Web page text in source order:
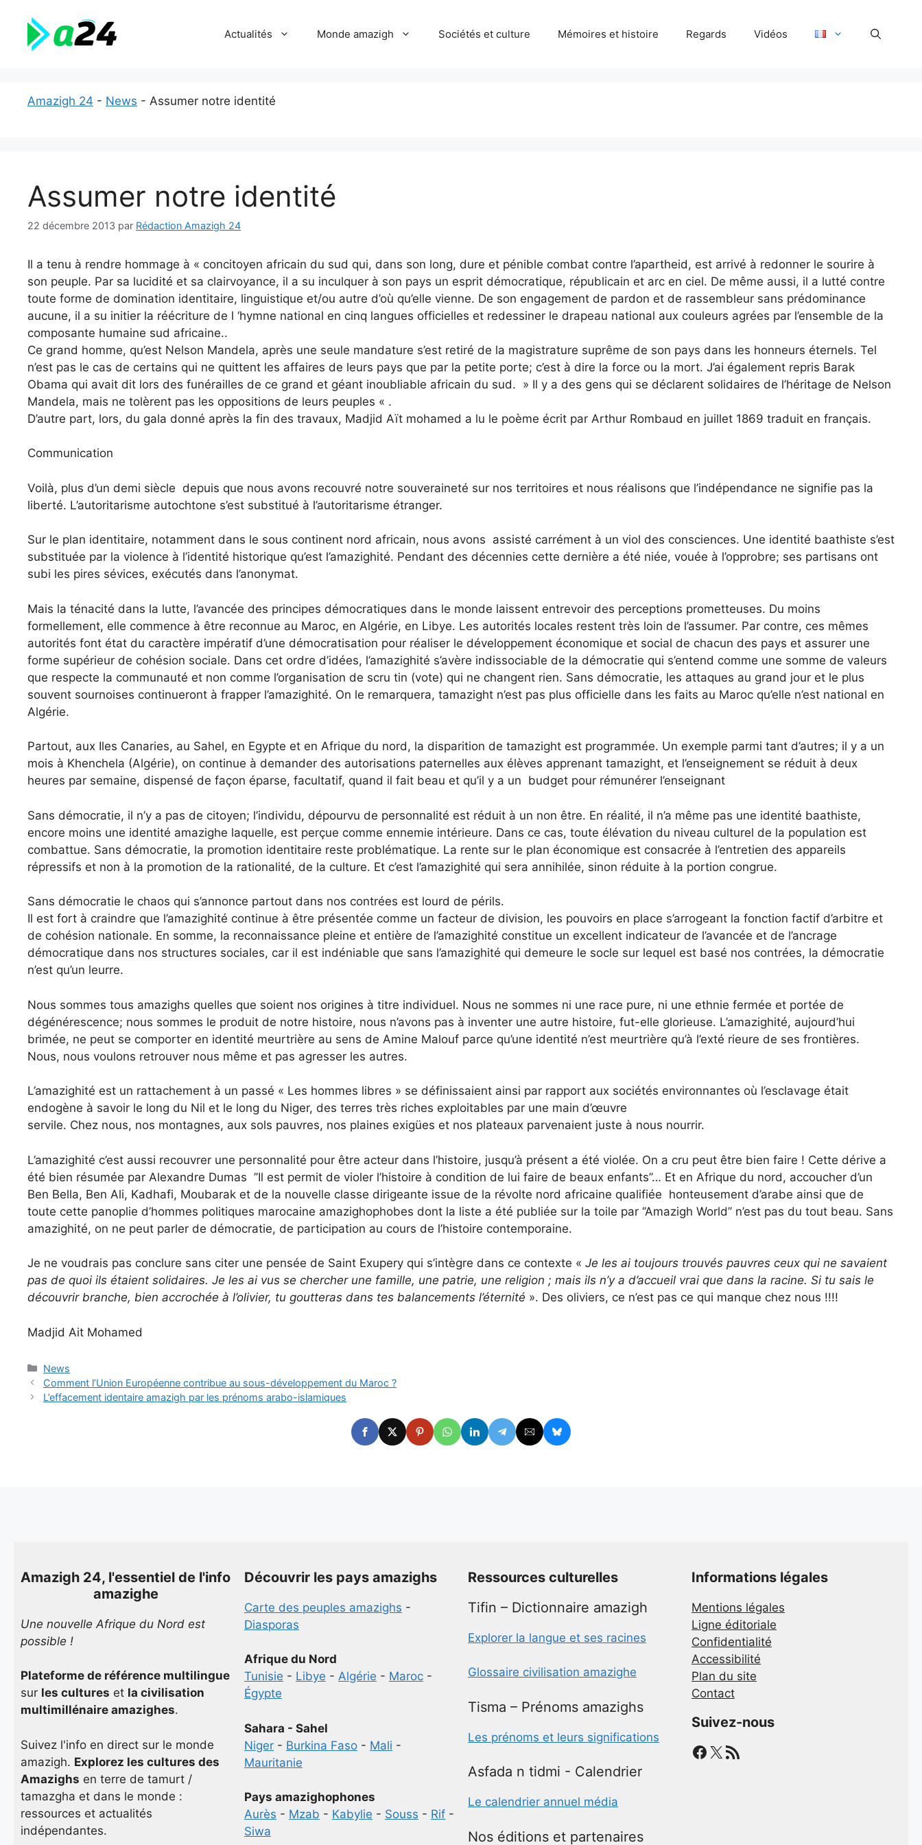
contenu
Actualités Monde amazigh Sociétés et culture Mémoires et histoire Regards Vidéos
Amazigh 24 - News - Assumer notre identité
Assumer notre identité
22 décembre 2013 par Rédaction Amazigh 24
Il a tenu à rendre hommage à « concitoyen africain du sud qui, dans son long, dure et pénible combat contre l’apartheid, est arrivé à redonner le sourire à
son peuple. Par sa lucidité et sa clairvoyance, il a su inculquer à son pays un esprit démocratique, républicain et arc en ciel. De même aussi, il a lutté contre
toute forme de domination identitaire, linguistique et/ou autre d’où qu’elle vienne. De son engagement de pardon et de rassembleur sans prédominance
aucune, il a su initier la réécriture de l ‘hymne national en cinq langues officielles et redessiner le drapeau national aux couleurs agrées par l’ensemble de la
composante humaine sud africaine..
Ce grand homme, qu’est Nelson Mandela, après une seule mandature s’est retiré de la magistrature suprême de son pays dans les honneurs éternels. Tel
n’est pas le cas de certains qui ne quittent les affaires de leurs pays que par la petite porte; c’est à dire la force ou la mort. J’ai également repris Barak
Obama qui avait dit lors des funérailles de ce grand et géant inoubliable africain du sud. » Il y a des gens qui se déclarent solidaires de l’héritage de Nelson
Mandela, mais ne tolèrent pas les oppositions de leurs peuples « .
D’autre part, lors, du gala donné après la fin des travaux, Madjid Aït mohamed a lu le poème écrit par Arthur Rombaud en juillet 1869 traduit en français.
Communication
Voilà, plus d’un demi siècle depuis que nous avons recouvré notre souveraineté sur nos territoires et nous réalisons que l’indépendance ne signifie pas la
liberté. L’autoritarisme autochtone s’est substitué à l’autoritarisme étranger.
Sur le plan identitaire, notamment dans le sous continent nord africain, nous avons assisté carrément à un viol des consciences. Une identité baathiste s’est
substituée par la violence à l’identité historique qu’est l’amazighité. Pendant des décennies cette dernière a été niée, vouée à l’opprobre; ses partisans ont
subi les pires sévices, exécutés dans l’anonymat.
Mais la ténacité dans la lutte, l’avancée des principes démocratiques dans le monde laissent entrevoir des perceptions prometteuses. Du moins
formellement, elle commence à être reconnue au Maroc, en Algérie, en Libye. Les autorités locales restent très loin de l’assumer. Par contre, ces mêmes
autorités font état du caractère impératif d’une démocratisation pour réaliser le développement économique et social de chacun des pays et assurer une
forme supérieur de cohésion sociale. Dans cet ordre d’idées, l’amazighité s’avère indissociable de la démocratie qui s’entend comme une somme de valeurs
que respecte la communauté et non comme l’organisation de scru tin (vote) qui ne changent rien. Sans démocratie, les attaques au grand jour et le plus
souvent sournoises continueront à frapper l’amazighité. On le remarquera, tamazight n’est pas plus officielle dans les faits au Maroc qu’elle n’est national en
Algérie.
Partout, aux Iles Canaries, au Sahel, en Egypte et en Afrique du nord, la disparition de tamazight est programmée. Un exemple parmi tant d’autres; il y a un
mois à Khenchela (Algérie), on continue à demander des autorisations paternelles aux élèves apprenant tamazight, et l’enseignement se réduit à deux
heures par semaine, dispensé de façon éparse, facultatif, quand il fait beau et qu’il y a un budget pour rémunérer l’enseignant
Sans démocratie, il n’y a pas de citoyen; l’individu, dépourvu de personnalité est réduit à un non être. En réalité, il n’a même pas une identité baathiste,
encore moins une identité amazighe laquelle, est perçue comme ennemie intérieure. Dans ce cas, toute élévation du niveau culturel de la population est
combattue. Sans démocratie, la promotion identitaire reste problématique. La rente sur le plan économique est consacrée à l’entretien des appareils
répressifs et non à la promotion de la rationalité, de la culture. Et c’est l’amazighité qui sera annihilée, sinon réduite à la portion congrue.
Sans démocratie le chaos qui s’annonce partout dans nos contrées est lourd de périls.
Il est fort à craindre que l’amazighité continue à être présentée comme un facteur de division, les pouvoirs en place s’arrogeant la fonction factif d’arbitre et
de cohésion nationale. En somme, la reconnaissance pleine et entière de l’amazighité constitue un excellent indicateur de l’avancée et de l’ancrage
démocratique dans nos structures sociales, car il est indéniable que sans l’amazighité qui demeure le socle sur lequel est basé nos contrées, la démocratie
n’est qu’un leurre.
Nous sommes tous amazighs quelles que soient nos origines à titre individuel. Nous ne sommes ni une race pure, ni une ethnie fermée et portée de
dégénérescence; nous sommes le produit de notre histoire, nous n’avons pas à inventer une autre histoire, fut-elle glorieuse. L’amazighité, aujourd’hui
brimée, ne peut se comporter en identité meurtrière au sens de Amine Malouf parce qu’une identité n’est meurtrière qu’à l’exté rieure de ses frontières.
Nous, nous voulons retrouver nous même et pas agresser les autres.
L’amazighité est un rattachement à un passé « Les hommes libres » se définissaient ainsi par rapport aux sociétés environnantes où l’esclavage était
endogène à savoir le long du Nil et le long du Niger, des terres très riches exploitables par une main d’œuvre
servile. Chez nous, nos montagnes, aux sols pauvres, nos plaines exigües et nos plateaux parvenaient juste à nous nourrir.
L’amazighité c’est aussi recouvrer une personnalité pour être acteur dans l’histoire, jusqu’à présent a été violée. On a cru peut être bien faire ! Cette dérive a
été bien résumée par Alexandre Dumas ’’Il est permit de violer l’histoire à condition de lui faire de beaux enfants’’… Et en Afrique du nord, accoucher d’un
Ben Bella, Ben Ali, Kadhafi, Moubarak et de la nouvelle classe dirigeante issue de la révolte nord africaine qualifiée honteusement d’arabe ainsi que de
toute cette panoplie d’hommes politiques marocaine amazighophobes dont la liste a été publiée sur la toile par ‘’Amazigh World’’ n’est pas du tout beau. Sans
amazighité, on ne peut parler de démocratie, de participation au cours de l’histoire contemporaine.
Je ne voudrais pas conclure sans citer une pensée de Saint Exupery qui s’intègre dans ce contexte « Je les ai toujours trouvés pauvres ceux qui ne savaient
pas de quoi ils étaient solidaires. Je les ai vus se chercher une famille, une patrie, une religion ; mais ils n’y a d’accueil vrai que dans la racine. Si tu sais le
découvrir branche, bien accrochée à l’olivier, tu goutteras dans tes balancements l’éternité ». Des oliviers, ce n’est pas ce qui manque chez nous !!!!
Madjid Ait Mohamed
Catégories
News
Comment l’Union Européenne contribue au sous-développement du Maroc ?
L’effacement identaire amazigh par les prénoms arabo-islamiques
Amazigh 24, l'essentiel de l'info
amazighe
Une nouvelle Afrique du Nord est
possible !
Plateforme de référence multilingue
sur les cultures et la civilisation
multimillénaire amazighes.
Suivez l'info en direct sur le monde
amazigh. Explorez les cultures des
Amazighs en terre de tamurt /
tamazgha et dans le monde :
ressources et actualités
indépendantes.
Découvrir les pays amazighs
Carte des peuples amazighs -
Diasporas
Afrique du Nord
Tunisie - Libye - Algérie - Maroc -
Égypte
Sahara - Sahel
Niger - Burkina Faso - Mali -
Mauritanie
Pays amazighophones
Aurès - Mzab - Kabylie - Souss - Rif -
Siwa
Ressources culturelles
Tifin – Dictionnaire amazigh
Explorer la langue et ses racines
Glossaire civilisation amazighe
Tisma – Prénoms amazighs
Les prénoms et leurs significations
Asfada n tidmi - Calendrier
Le calendrier annuel média
Nos éditions et partenaires
Informations légales
Mentions légales
Ligne éditoriale
Confidentialité
Accessibilité
Plan du site
Contact
Suivez-nous
Facebook
X Flux RSS